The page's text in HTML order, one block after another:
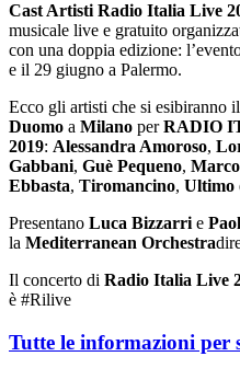
Cast Artisti Radio Italia Live
musicale live e gratuito
con una doppia edizione:
e il 29 giugno a Palermo.
Ecco gli artisti che si esibiranno
Duomo a Milano perRADIO
2019: Alessandra Amoroso,
Gabbani, Guè Pequeno,
Ebbasta, Tiromancino, Ultimo
Presentano Luca Bizzarri e
la Mediterranean Orchestra
Il concerto di Radio Italia Live
è #Rilive
Tutte le informazioni per